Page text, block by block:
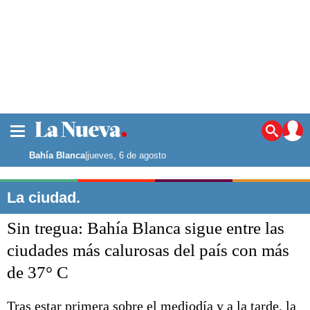
Noticias
La ciudad
Punta Alta
El mundo
Seguridad
Liga del Sur
Bahía Blanca|jueves, 6 de agosto
La ciudad.
Sin tregua: Bahía Blanca sigue entre las
ciudades más calurosas del país con más
de 37° C
Tras estar primera sobre el mediodía y a la tarde, la